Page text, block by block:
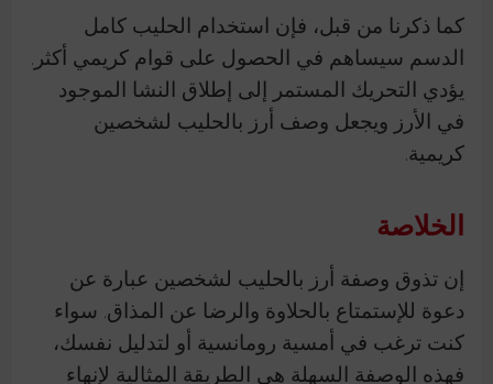
كما ذكرنا من قبل، فإن استخدام الحليب كامل
الدسم سيساهم في الحصول على قوام كريمي أكثر.
يؤدي التحريك المستمر إلى إطلاق النشا الموجود
في الأرز ويجعل وصف أرز بالحليب لشخصين
كريمية.
الخلاصة
إن تذوق وصفة أرز بالحليب لشخصين عبارة عن
دعوة للإستمتاع بالحلاوة والرضا عن المذاق. سواء
كنت ترغب في أمسية رومانسية أو لتدليل نفسك،
فهذه الوصفة السهلة هي الطريقة المثالية لإنهاء